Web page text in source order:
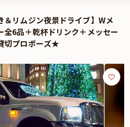
プライズでご用意いたします。
もてなしとサプライズで演出いたします。
＆リムジン夜景ドライブ】Wメ
全6品＋乾杯ドリンク＋メッセー
切プロポーズ★